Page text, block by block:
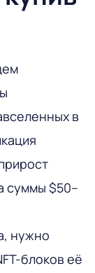
в
суммы $50–
нужно
блоков её